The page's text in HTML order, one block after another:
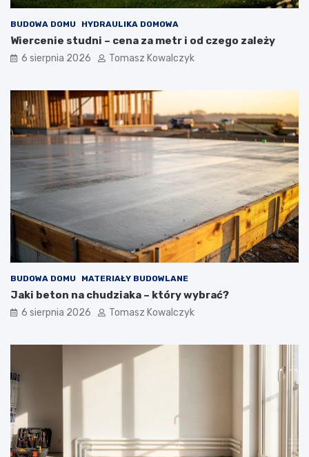
n
ę
t
n
y
c
h
BUDOWA DOMU HYDRAULIKA DOMOWA
Wiercenie studni – cena za metr i od czego zależy
6 sierpnia 2026 Tomasz Kowalczyk
BUDOWA DOMU MATERIAŁY BUDOWLANE
Jaki beton na chudziaka – który wybrać?
6 sierpnia 2026 Tomasz Kowalczyk